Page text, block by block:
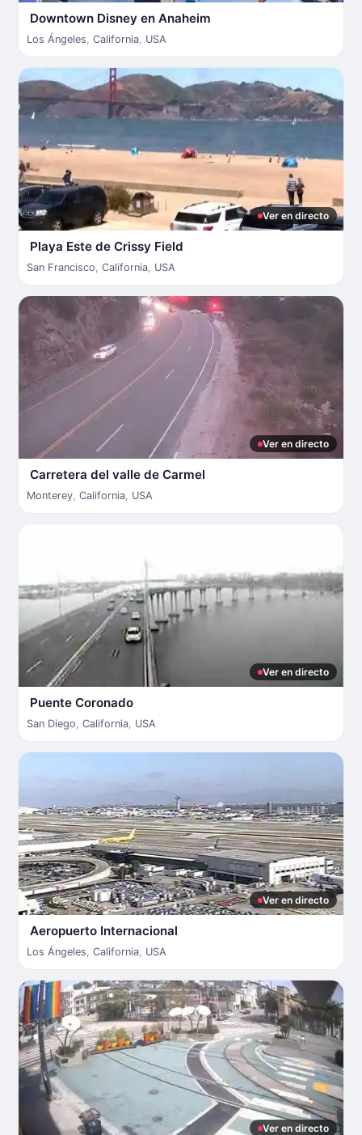
Downtown Disney en Anaheim
Los Ángeles, California, USA
Ver en directo
Playa Este de Crissy Field
San Francisco, California, USA
Ver en directo
Carretera del valle de Carmel
Monterey, California, USA
Ver en directo
Puente Coronado
San Diego, California, USA
Ver en directo
Aeropuerto Internacional
Los Ángeles, California, USA
Ver en directo